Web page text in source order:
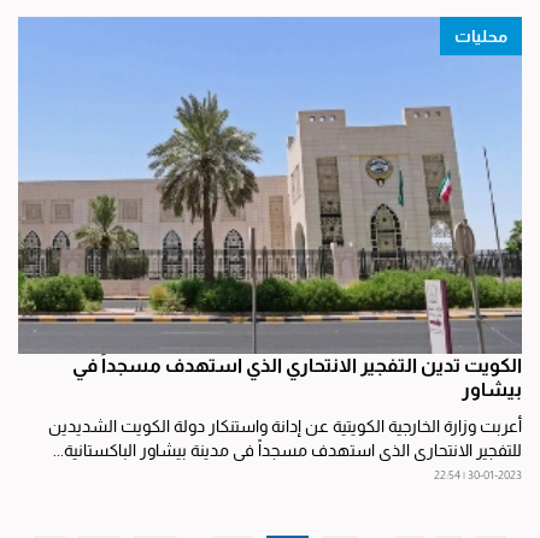
محليات
الكويت تدين التفجير الانتحاري الذي استهدف مسجداً في
بيشاور
أعربت وزارة الخارجية الكويتية عن إدانة واستنكار دولة الكويت الشديدين
للتفجير الانتحاري الذي استهدف مسجداً في مدينة بيشاور الباكستانية...
30-01-2023 | 22:54